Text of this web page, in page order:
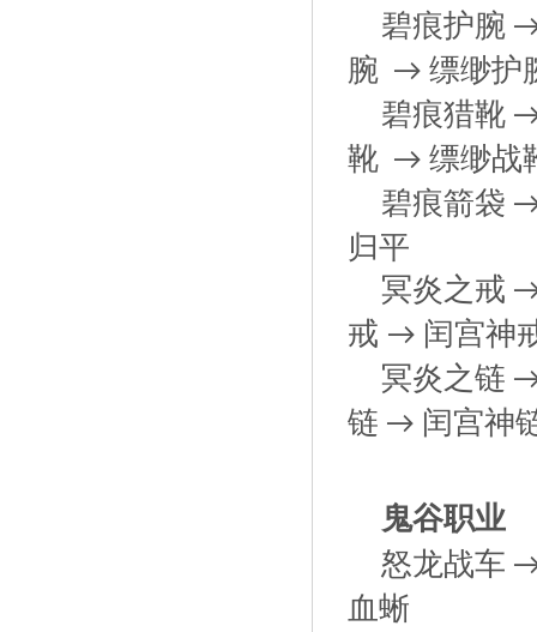
碧痕护腕
腕 → 缥缈护
碧痕猎靴
靴 → 缥缈战
碧痕箭袋
归平
冥炎之戒
戒 → 闰宫神
冥炎之链
链 → 闰宫神
鬼谷职业
怒龙战车
血蜥